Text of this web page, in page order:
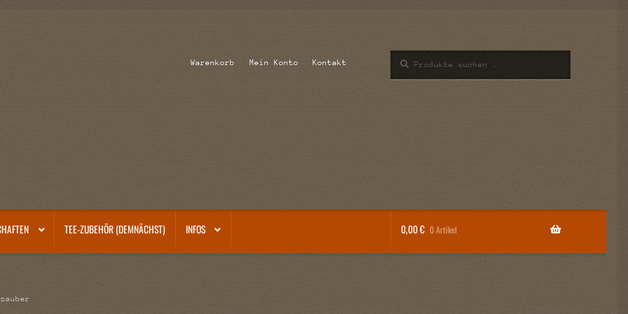
Warenkorb Mein Konto Kontakt
nach:
TEE-ZUBEHÖR (DEMNÄCHST) INFOS 0,00€ 0 Artikel